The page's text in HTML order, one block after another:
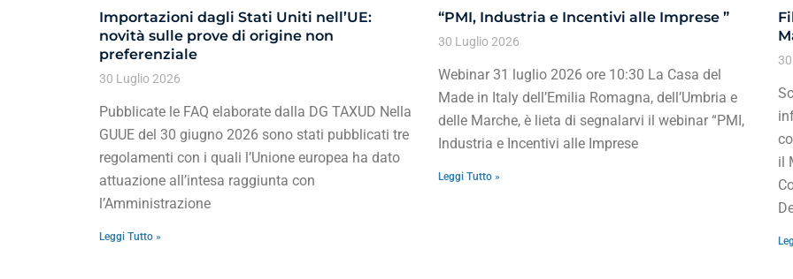
Importazioni dagli Stati Uniti nell’UE:
novità sulle prove di origine non
preferenziale
30 Luglio 2026
Pubblicate le FAQ elaborate dalla DG TAXUD Nella
GUUE del 30 giugno 2026 sono stati pubblicati tre
regolamenti con i quali l’Unione europea ha dato
attuazione all’intesa raggiunta con
l’Amministrazione
Leggi Tutto »
“PMI, Industria e Incentivi alle Imprese ”
30 Luglio 2026
Webinar 31 luglio 2026 ore 10:30 La Casa del
Made in Italy dell’Emilia Romagna, dell’Umbria e
delle Marche, è lieta di segnalarvi il webinar “PMI,
Industria e Incentivi alle Imprese
Leggi Tutto »
il